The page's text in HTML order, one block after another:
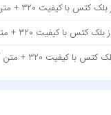
با کیفیت 320 + متن آهنگ
با کیفیت 320 + متن آهنگ
کیفیت 320 + متن آهنگ